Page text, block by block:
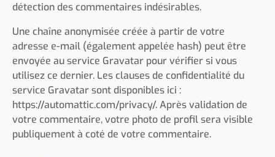
détection des commentaires indésirables.
Une chaîne anonymisée créée à partir de votre
adresse e-mail (également appelée hash) peut être
envoyée au service Gravatar pour vérifier si vous
utilisez ce dernier. Les clauses de confidentialité du
service Gravatar sont disponibles ici :
https://automattic.com/privacy/. Après validation de
votre commentaire, votre photo de profil sera visible
publiquement à coté de votre commentaire.